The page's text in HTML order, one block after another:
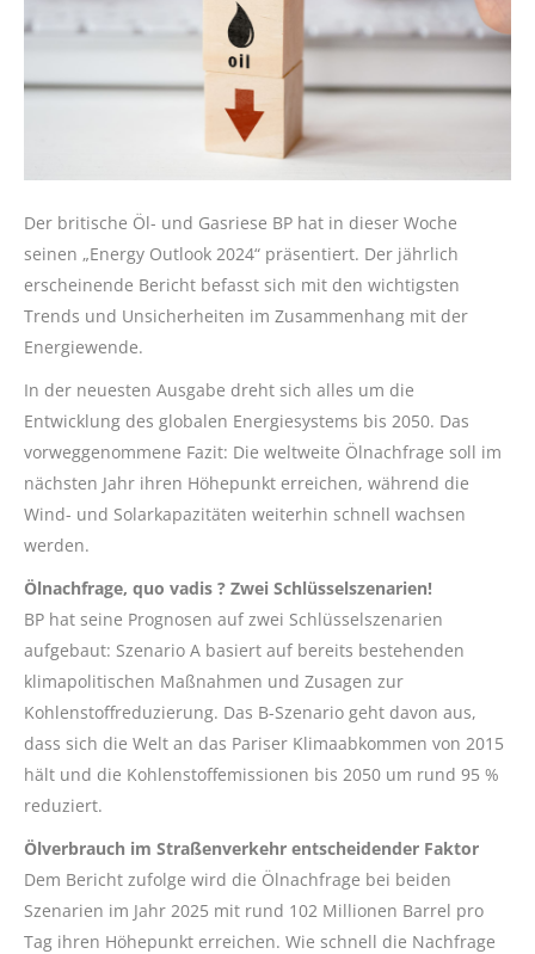
Der britische Öl- und Gasriese BP hat in dieser Woche
seinen „Energy Outlook 2024“ präsentiert. Der jährlich
erscheinende Bericht befasst sich mit den wichtigsten
Trends und Unsicherheiten im Zusammenhang mit der
Energiewende.
In der neuesten Ausgabe dreht sich alles um die
Entwicklung des globalen Energiesystems bis 2050. Das
vorweggenommene Fazit: Die weltweite Ölnachfrage soll im
nächsten Jahr ihren Höhepunkt erreichen, während die
Wind- und Solarkapazitäten weiterhin schnell wachsen
werden.
Ölnachfrage, quo vadis ? Zwei Schlüsselszenarien!
BP hat seine Prognosen auf zwei Schlüsselszenarien
aufgebaut: Szenario A basiert auf bereits bestehenden
klimapolitischen Maßnahmen und Zusagen zur
Kohlenstoffreduzierung. Das B-Szenario geht davon aus,
dass sich die Welt an das Pariser Klimaabkommen von 2015
hält und die Kohlenstoffemissionen bis 2050 um rund 95 %
reduziert.
Ölverbrauch im Straßenverkehr entscheidender Faktor
Dem Bericht zufolge wird die Ölnachfrage bei beiden
Szenarien im Jahr 2025 mit rund 102 Millionen Barrel pro
Tag ihren Höhepunkt erreichen. Wie schnell die Nachfrage